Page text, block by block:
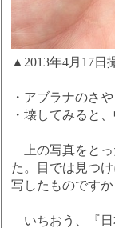
▲2013年4月17日
・アブラナのさ
・壊してみると
上の写真をとっ
た。目では見つ
写したものです
いちおう、『日